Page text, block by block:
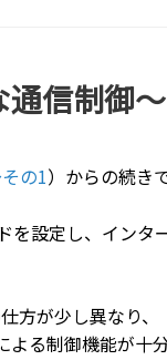
信制御
の1）からの続きで
設定し、インタ
方が少し異なり
る制御機能が十